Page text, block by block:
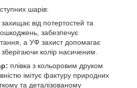
шарів:
захищає від потертостей та
забезпечує
а УФ захист допомагає
колір насиченим.
плівка з кольоровим друком
імітує фактуру природних
та деталізованому